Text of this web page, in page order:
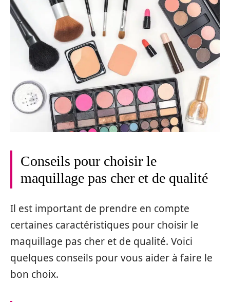
Conseils pour choisir le
maquillage pas cher et de qualité
Il est important de prendre en compte
certaines caractéristiques pour choisir le
maquillage pas cher et de qualité. Voici
quelques conseils pour vous aider à faire le
bon choix.